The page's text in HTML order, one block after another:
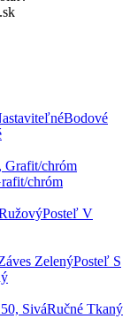
Bodové
chróm
Posteľ V
Posteľ S
Ručné Tkaný